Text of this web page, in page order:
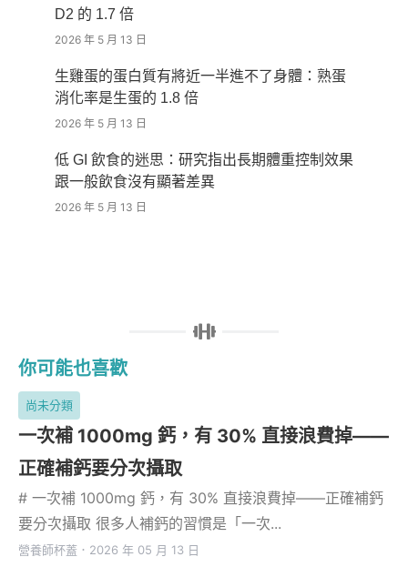
D2 的 1.7 倍
2026 年 5 月 13 日
生雞蛋的蛋白質有將近一半進不了身體：熟蛋
消化率是生蛋的 1.8 倍
2026 年 5 月 13 日
低 GI 飲食的迷思：研究指出長期體重控制效果
跟一般飲食沒有顯著差異
2026 年 5 月 13 日
你可能也喜歡
尚未分類
一次補 1000mg 鈣，有 30% 直接浪費掉——
正確補鈣要分次攝取
# 一次補 1000mg 鈣，有 30% 直接浪費掉——正確補鈣
要分次攝取 很多人補鈣的習慣是「一次...
營養師杯蓋 ． 2026 年 05 月 13 日